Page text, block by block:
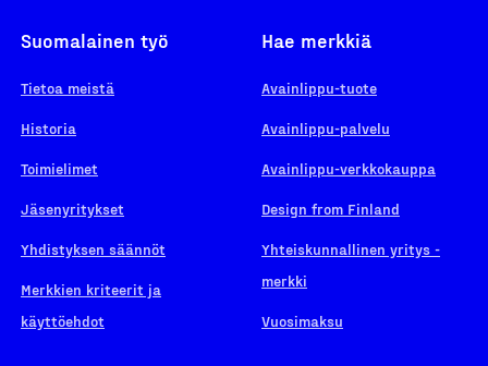
Suomalainen työ
Tietoa meistä
Historia
Toimielimet
Jäsenyritykset
Yhdistyksen säännöt
Merkkien kriteerit ja
käyttöehdot
Hae merkkiä
Avainlippu-tuote
Avainlippu-palvelu
Avainlippu-verkkokauppa
Design from Finland
Yhteiskunnallinen yritys -
merkki
Vuosimaksu